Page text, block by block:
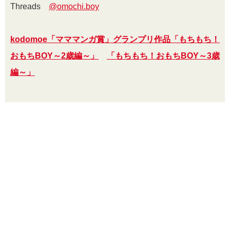
Threads @omochi.boy
kodomoe「マママンガ賞」グランプリ作品「もちもち！
おもちBOY～2歳編～」
「もちもち！おもちBOY～3歳
編～」